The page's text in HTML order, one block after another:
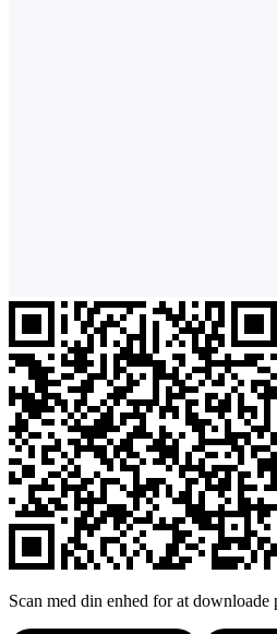
Scan med din enhed for at